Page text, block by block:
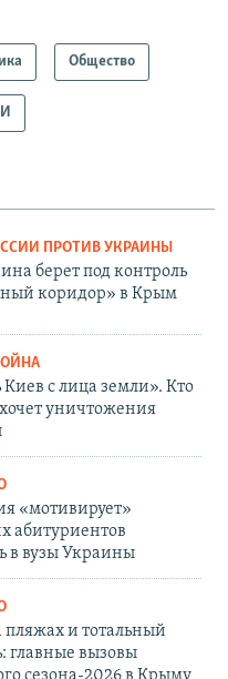
Общество
ПРОТИВ УКРАИНЫ
берет под контроль
коридор» в Крым
Киев с лица земли». Кто
уничтожения
«мотивирует»
абитуриентов
в вузы Украины
пляжах и тотальный
главные вызовы